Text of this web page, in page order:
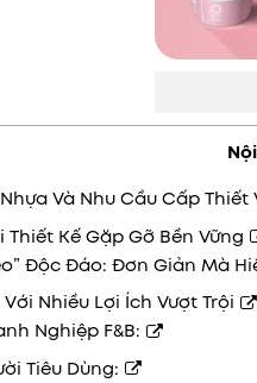
Và Nhu Cầu Cấp Thiết
Kế Gặp Gỡ Bền Vững
Độc Đáo: Đơn Giản Mà
Với Nhiều Lợi Ích Vượt Trội
Nghiệp F&B:
Tiêu Dùng: